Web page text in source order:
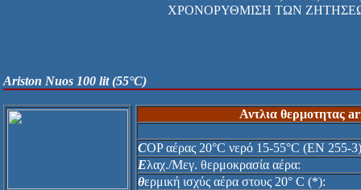
ΧΡΟΝΟΡΥΘΜΙΣΗ ΤΩΝ
Ariston Nuos 100 lit(55°C)
Αντλια θερμοτητας
COP αέρας 20°C νερό 15-55°C (ΕΝ 255-
Ελαχ./Μεγ. θερμοκρασία αέρα:
θερμική ισχύς αέρα στους 20° C (*):